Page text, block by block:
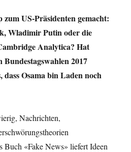
US-Präsidenten gemacht:
Wladimir Putin oder die
Analytica? Hat
Bundestagswahlen 2017
Osama bin Laden noch
Nachrichten,
Buch «Fake News» liefert Ideen